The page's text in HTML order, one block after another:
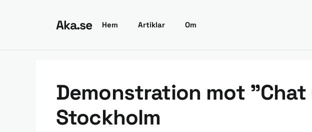
Aka.se Hem Artiklar Om
Demonstration mot ”Chat
Stockholm